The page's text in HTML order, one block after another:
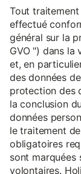
Tout
effectué
général sur la
GVO ") dans la
et, en
des données
protection des
la conclusion
données
le traitement
obligatoires
sont marquées
volontaires.